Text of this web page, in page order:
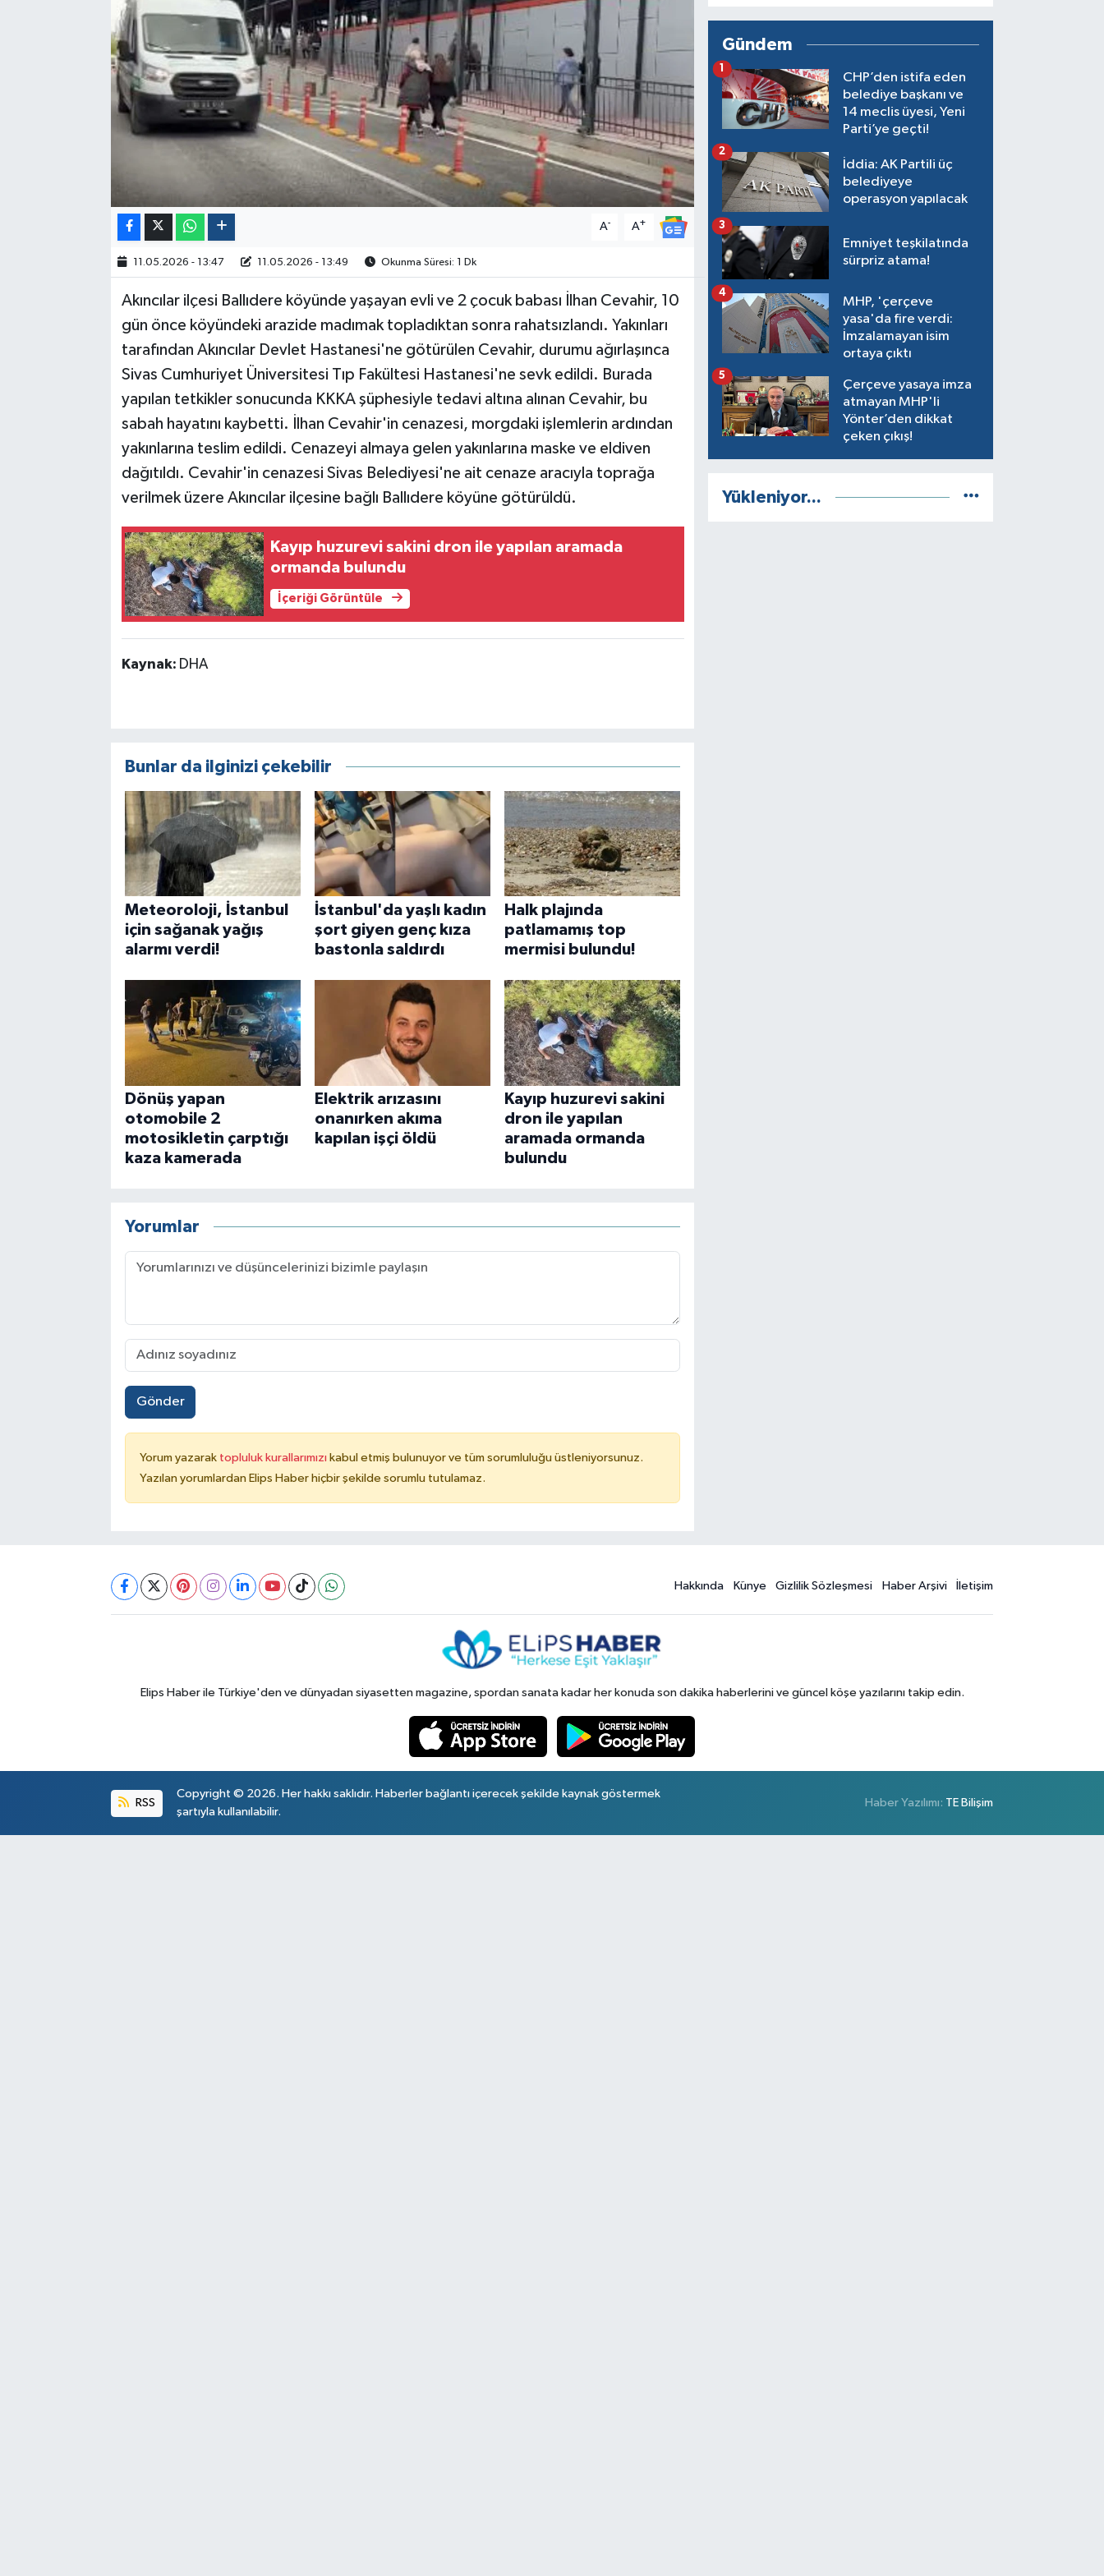
A- A+
11.05.2026 - 13:47 11.05.2026 - 13:49 Okunma Süresi: 1 Dk
Akıncılar ilçesi Ballıdere köyünde yaşayan evli ve 2 çocuk babası İlhan Cevahir, 10
gün önce köyündeki arazide madımak topladıktan sonra rahatsızlandı. Yakınları
tarafından Akıncılar Devlet Hastanesi'ne götürülen Cevahir, durumu ağırlaşınca
Sivas Cumhuriyet Üniversitesi Tıp Fakültesi Hastanesi'ne sevk edildi. Burada
yapılan tetkikler sonucunda KKKA şüphesiyle tedavi altına alınan Cevahir, bu
sabah hayatını kaybetti. İlhan Cevahir'in cenazesi, morgdaki işlemlerin ardından
yakınlarına teslim edildi. Cenazeyi almaya gelen yakınlarına maske ve eldiven
dağıtıldı. Cevahir'in cenazesi Sivas Belediyesi'ne ait cenaze aracıyla toprağa
verilmek üzere Akıncılar ilçesine bağlı Ballıdere köyüne götürüldü.
Kayıp huzurevi sakini dron ile yapılan aramada
ormanda bulundu
İçeriği Görüntüle
Kaynak: DHA
Bunlar da ilginizi çekebilir
Meteoroloji, İstanbul
için sağanak yağış
alarmı verdi!
İstanbul'da yaşlı kadın
şort giyen genç kıza
bastonla saldırdı
Halk plajında
patlamamış top
mermisi bulundu!
Dönüş yapan
otomobile 2
motosikletin çarptığı
kaza kamerada
Elektrik arızasını
onanırken akıma
kapılan işçi öldü
Kayıp huzurevi sakini
dron ile yapılan
aramada ormanda
bulundu
Yorumlar
Gönder
Yorum yazarak topluluk kurallarımızı kabul etmiş bulunuyor ve tüm sorumluluğu üstleniyorsunuz.
Yazılan yorumlardan Elips Haber hiçbir şekilde sorumlu tutulamaz.
Gündem
CHP’den istifa eden
belediye başkanı ve
14 meclis üyesi, Yeni
Parti’ye geçti!
1
İddia: AK Partili üç
belediyeye
operasyon yapılacak
2
Emniyet teşkilatında
sürpriz atama!
3
MHP, 'çerçeve
yasa'da fire verdi:
İmzalamayan isim
ortaya çıktı
4
Çerçeve yasaya imza
atmayan MHP'li
Yönter’den dikkat
çeken çıkış!
5
Yükleniyor...
Hakkında Künye Gizlilik Sözleşmesi Haber Arşivi İletişim
Elips Haber ile Türkiye'den ve dünyadan siyasetten magazine, spordan sanata kadar her konuda son dakika haberlerini ve güncel köşe yazılarını takip edin.
RSS
Copyright © 2026. Her hakkı saklıdır. Haberler bağlantı içerecek şekilde kaynak göstermek
şartıyla kullanılabilir.
Haber Yazılımı: TE Bilişim
Çalışma Hayatı
2024 Seçim Sonuçları